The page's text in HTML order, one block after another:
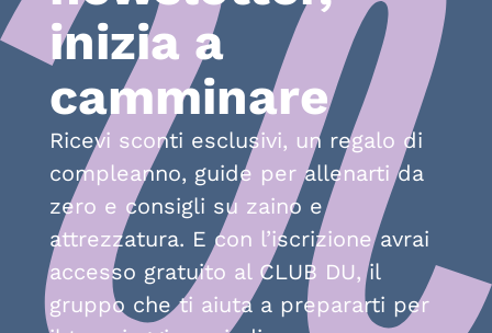
inizia a
camminare
Ricevi sconti esclusivi, un regalo di
compleanno, guide per allenarti da
zero e consigli su zaino e
attrezzatura. E con l’iscrizione avrai
accesso gratuito al CLUB DU, il
gruppo che ti aiuta a prepararti per